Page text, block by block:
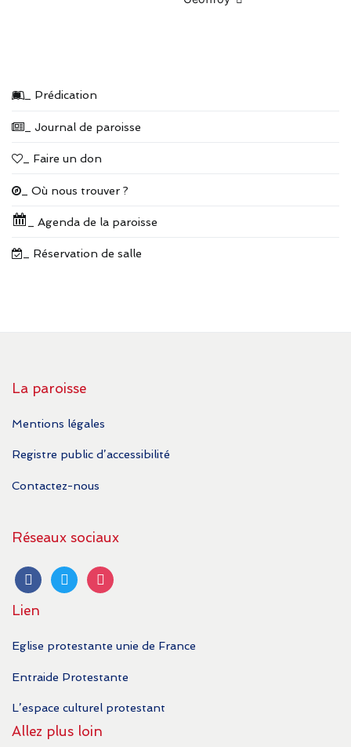
_ Prédication
_ Journal de paroisse
_ Faire un don
_ Où nous trouver ?
_ Agenda de la paroisse
_ Réservation de salle
La paroisse
Mentions légales
Registre public d’accessibilité
Contactez-nous
Réseaux sociaux
facebooktwitter instagram
Lien
Eglise protestante unie de France
Entraide Protestante
L’espace culturel protestant
Allez plus loin